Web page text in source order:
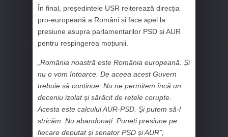
În final, președintele USR reiterează direcția
pro-europeană a Români și face apel la
presiune asupra parlamentarilor PSD și AUR
pentru respingerea moțiunii.
„România noastră este România europeană. Și
nu o vom întoarce. De aceea acest Guvern
trebuie să continue. Nu ne permitem încă un
deceniu izolat și sărăcit de rețele corupte.
Acesta este calculul AUR-PSD. Și putem să-l
stricăm. Nu abandonați. Puneți presiune pe
fiecare deputat și senator PSD și AUR”,